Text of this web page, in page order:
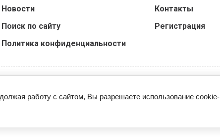
Новости
Контакты
Поиск по сайту
Регистрация
Политика конфиденциальности
работу с сайтом, Вы разрешаете использование cookie-